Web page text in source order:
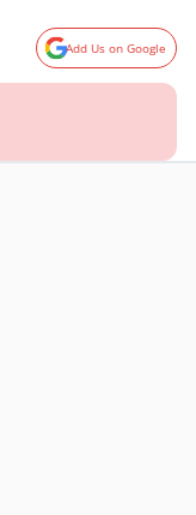
Add Us on Google